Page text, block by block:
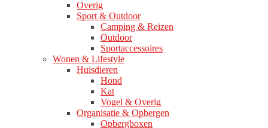
Overig
Sport & Outdoor
Camping & Reizen
Outdoor
Sportaccessoires
Wonen & Lifestyle
Huisdieren
Hond
Kat
Vogel & Overig
Organisatie & Opbergen
Opbergboxen